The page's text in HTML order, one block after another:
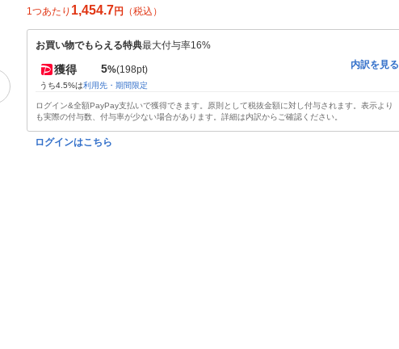
1つあたり 1,454.7円 （税込）
お買い物でもらえる特典最大付与率16%
獲得 5%(198pt)
うち4.5%は利用先・期間限定
内訳を見る
ログイン&全額PayPay支払いで獲得できます。原則として税抜金額に対し付与されます。表示より
も実際の付与数、付与率が少ない場合があります。詳細は内訳からご確認ください。
ログインはこちら